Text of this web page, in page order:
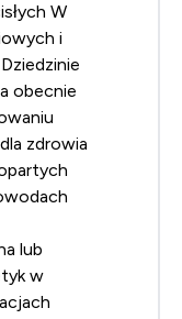
W
i
obecnie
zdrowia
lub
w